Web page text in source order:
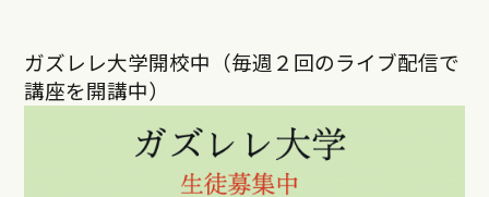
ガズレレ大学開校中（毎週２回のライブ配信で
講座を開講中）